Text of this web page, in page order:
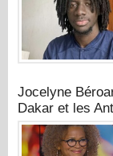
Jocelyne
Dakar et les